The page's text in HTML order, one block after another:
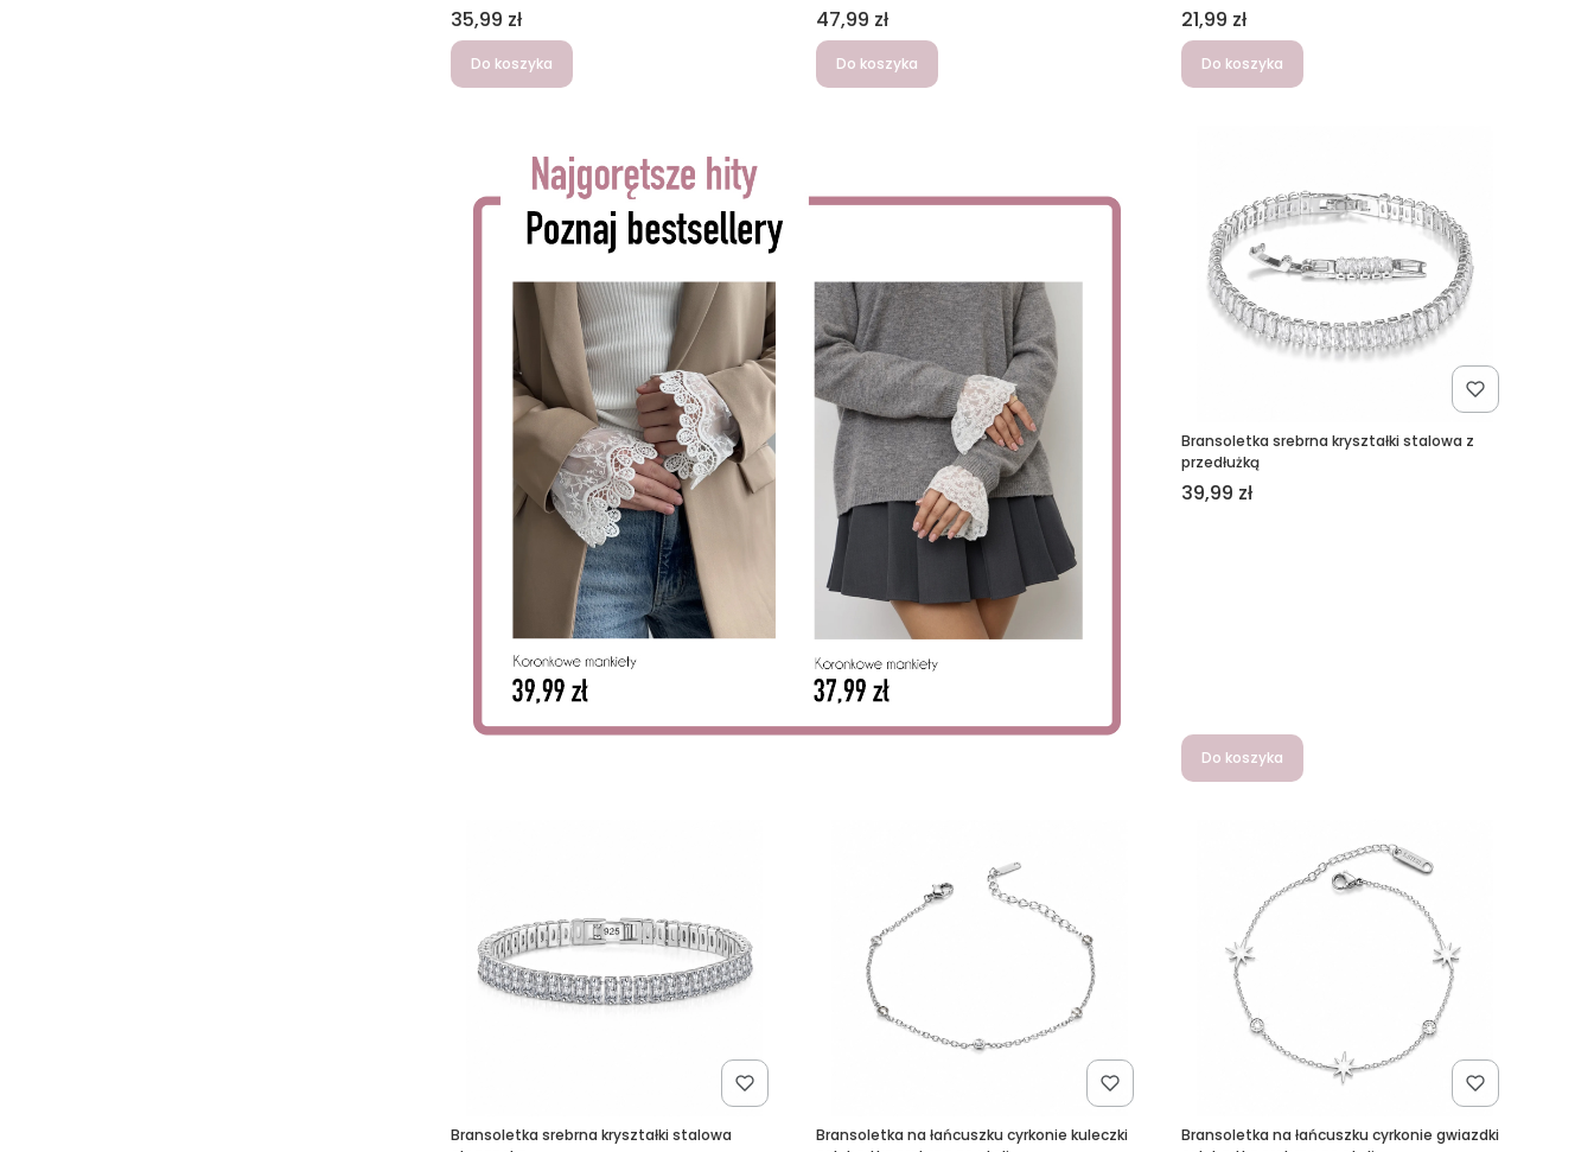
Cena
35,99 zł
Do koszyka
Cena
47,99 zł
Do koszyka
Cena
21,99 zł
Do koszyka
Bransoletka srebrna kryształki stalowa z
przedłużką
Cena
39,99 zł
Do koszyka
Bransoletka srebrna kryształki stalowa
Bransoletka na łańcuszku cyrkonie kuleczki
Bransoletka na łańcuszku cyrkonie gwiazdki